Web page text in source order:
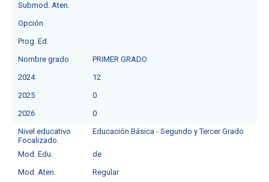
Submod. Aten.
Opción
Prog. Ed.
Nombre grado
PRIMER GRADO
2024
12
2025
0
2026
0
Nivel educativo
Educación Básica - Segundo y Tercer Grado
Focalizado.
Mod. Edu.
de
Mod. Aten.
Regular